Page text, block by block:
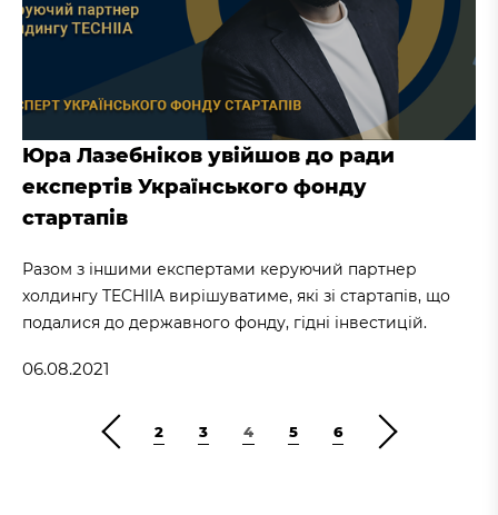
Юра Лазебніков увійшов до ради
експертів Українського фонду
стартапів
Разом з іншими експертами керуючий партнер
холдингу TECHIIA вирішуватиме, які зі стартапів, що
подалися до державного фонду, гідні інвестицій.
06.08.2021
2 3 4 5 6